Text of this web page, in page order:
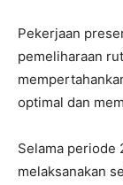
Pekerjaan
pemeliharaan
optimal dan
Selama periode
melaksanakan